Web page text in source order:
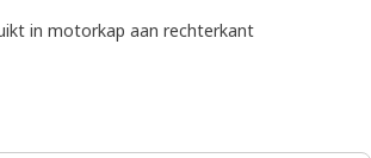
in motorkap aan rechterkant